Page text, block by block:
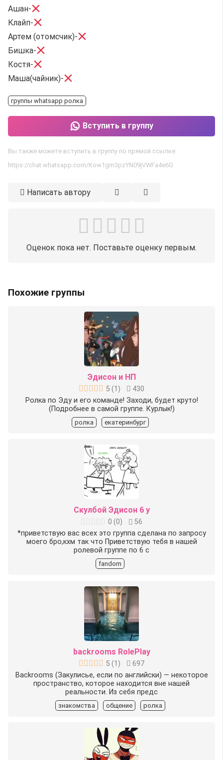
Ашан-
Клайп-
Артем (отомсчик)-
Бишка-
Костя-
Маша(чайник)-
группы whatsapp ролка
Вступить в группу
Вы также можете вступить в группу по прямой ссылке:
https://chat.whatsapp.com/Kow1gm3pzYN09jVWFa4e6G
Написать автору
Оценок пока нет. Поставьте оценку первым.
Похожие группы
Эдисон и НП
5 (1 )
430
Ролка по Эду и его команде! Заходи, будет круто!
(Подробнее в самой группе. Курлык!)
ролка екатеринбург
Скулбой Эдисон 6 у
0 (0)
56
*приветствую вас всех это группа сделана по запросу
моего бро,кхм так что Приветствую тебя в нашей
ролевой группе по 6 с
fandom
backrooms RolePlay
5 (1 )
697
Backrooms (Закулисье, если по английски) — некоторое
пространство, которое находится вне нашей
реальности. Из себя предс
знакомства общение ролка